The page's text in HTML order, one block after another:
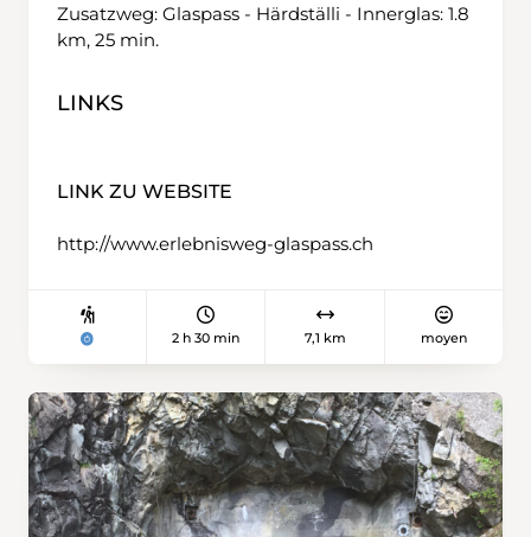
Zusatzweg: Glaspass - Härdställi - Innerglas: 1.8
km, 25 min.
LINKS
LINK ZU WEBSITE
http://www.erlebnisweg-glaspass.ch
2 h 30 min 7,1 km moyen